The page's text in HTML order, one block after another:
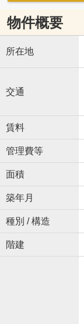
物件概要
所在地
交通
賃料
管理費等
面積
築年月
種別 / 構造
階建